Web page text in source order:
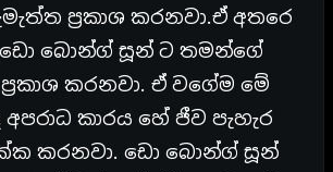
ප්‍රකාශ කරනවා.ඒ අතරෙ
බොන්ග් සූන් ට තමන්ගේ
කරනවා. ඒ වගේම මේ
කාරය හේ ජීව පැහැර
කරනවා. ඩො බොන්ග් සූන්